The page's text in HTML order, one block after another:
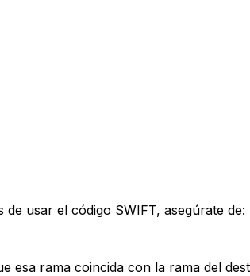
usar el código SWIFT, asegúrate de:
esa rama coincida con la rama del